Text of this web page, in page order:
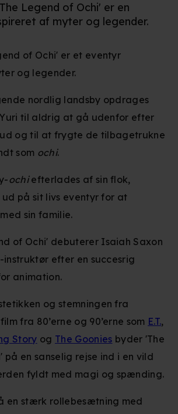
Legend of Ochi' er en
af myter og legender.
of Ochi' er et eventyr
og legender.
nordlig landsby opdrages
til aldrig at gå udenfor efter
og til at frygte de tilbagetrukne
som ochi.
ochiefterlades af sin flok,
ud på sit livs eventyr for at
sin familie.
of Ochi' debuterer Isaiah Saxon
efter en succesrig
animation.
og stemningen fra
fra 80’erne og 90’erne som E.T.,
Story og The Goonies byder 'The
på en sanselig rejse ind i en vild
fyldt med magi og spænding.
en stærk rollebesætning med